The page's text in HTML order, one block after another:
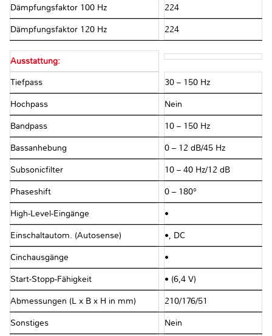
Dämpfungsfaktor 100 Hz 224
Dämpfungsfaktor 120 Hz 224
Ausstattung:
Tiefpass 30 – 150 Hz
Hochpass Nein
Bandpass 10 – 150 Hz
Bassanhebung 0 – 12 dB/45 Hz
Subsonicfilter 10 – 40 Hz/12 dB
Phaseshift 0 – 180°
High-Level-Eingänge •
Einschaltautom. (Autosense) •, DC
Cinchausgänge •
Start-Stopp-Fähigkeit • (6,4 V)
Abmessungen (L x B x H in mm) 210/176/51
Sonstiges Nein